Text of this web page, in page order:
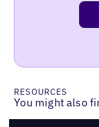
RESOURCES
You might also